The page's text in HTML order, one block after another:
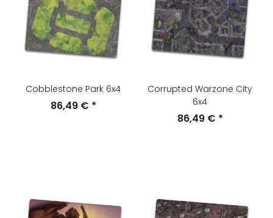
Cobblestone Park 6x4
86,49 € *
Corrupted Warzone City
6x4
86,49 € *